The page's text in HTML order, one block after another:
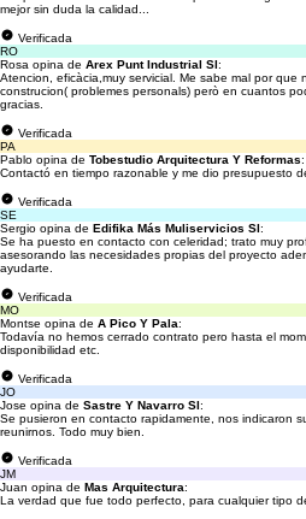
mejor sin duda la calidad...
Verificada
RO
Rosa opina de Arex Punt Industrial Sl:
Atencion, eficàcia,muy servicial. Me sabe mal por
construcion( problemes personals) però en cuantos
gracias.
Verificada
PA
Pablo opina de Tobestudio Arquitectura Y Reformas:
Contactó en tiempo razonable y me dio presupuesto
Verificada
SE
Sergio opina de Edifika Más Muliservicios Sl:
Se ha puesto en contacto con celeridad; trato muy
asesorando las necesidades propias del proyecto
ayudarte.
Verificada
MO
Montse opina de A Pico Y Pala:
Todavía no hemos cerrado contrato pero hasta el
disponibilidad etc.
Verificada
JO
Jose opina de Sastre Y Navarro Sl:
Se pusieron en contacto rapidamente, nos indicaron
reunirnos. Todo muy bien.
Verificada
JM
Juan opina de Mas Arquitectura:
La verdad que fue todo perfecto, para cualquier tipo